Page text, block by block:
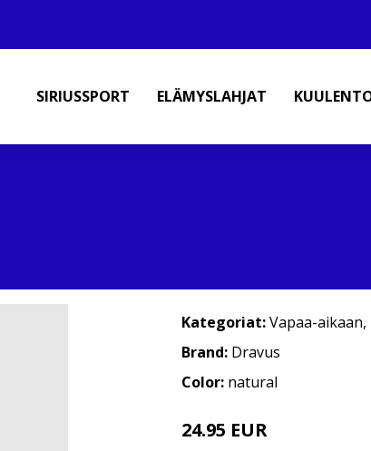
SIRIUSSPORT ELÄMYSLAHJAT
Kategoriat:Vapaa-aikaan,
Brand: Dravus
Color: natural
24.95 EUR